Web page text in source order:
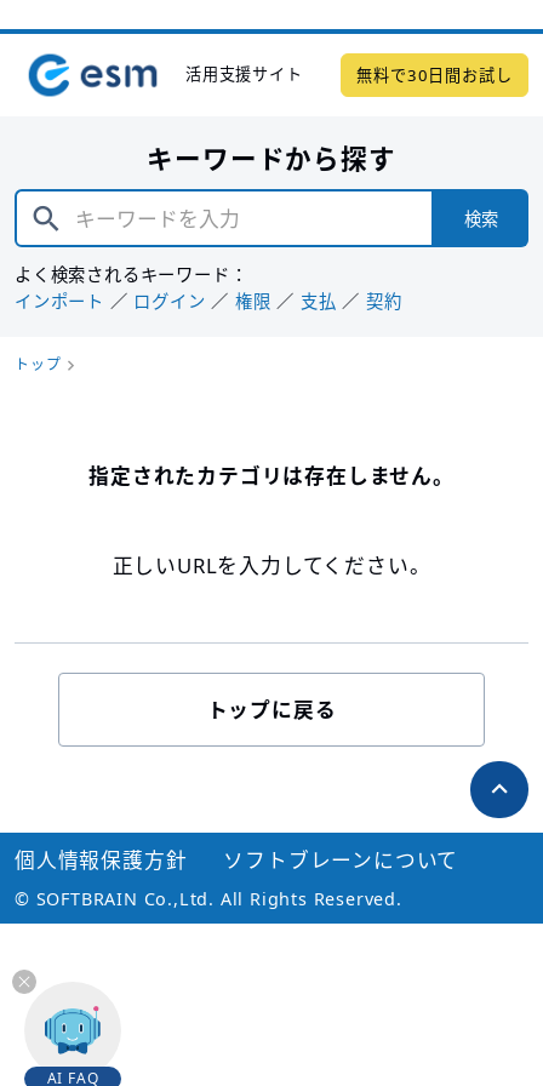
活用支援サイト 無料で30日間お試し
キーワードから探す
検索
よく検索されるキーワード：
インポート
ログイン 権限 支払 契約
トップ
指定されたカテゴリは存在しません。
正しいURLを入力してください。
トップに戻る
© SOFTBRAIN Co.,Ltd. All Rights Reserved.
個人情報保護方針 ソフトブレーンについて
AI FAQ